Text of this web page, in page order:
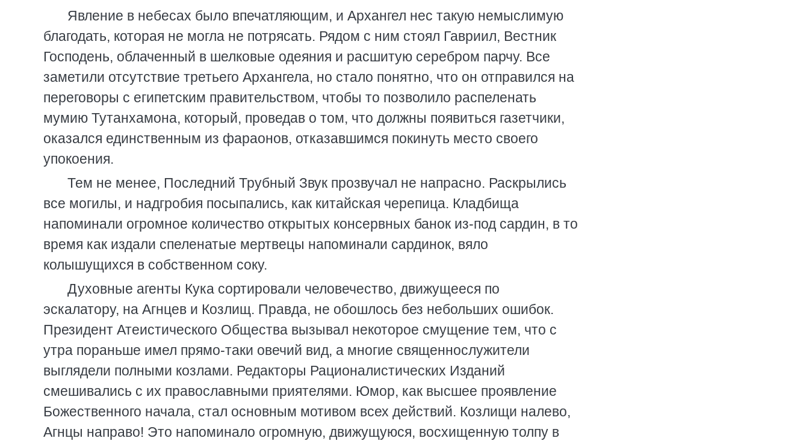
Явление в небесах было впечатляющим, и Архангел нес такую немыслимую
благодать, которая не могла не потрясать. Рядом с ним стоял Гавриил, Вестник
Господень, облаченный в шелковые одеяния и расшитую серебром парчу. Все
заметили отсутствие третьего Архангела, но стало понятно, что он отправился на
переговоры с египетским правительством, чтобы то позволило распеленать
мумию Тутанхамона, который, проведав о том, что должны появиться газетчики,
оказался единственным из фараонов, отказавшимся покинуть место своего
упокоения.
Тем не менее, Последний Трубный Звук прозвучал не напрасно. Раскрылись
все могилы, и надгробия посыпались, как китайская черепица. Кладбища
напоминали огромное количество открытых консервных банок из-под сардин, в то
время как издали спеленатые мертвецы напоминали сардинок, вяло
колышущихся в собственном соку.
Духовные агенты Кука сортировали человечество, движущееся по
эскалатору, на Агнцев и Козлищ. Правда, не обошлось без небольших ошибок.
Президент Атеистического Общества вызывал некоторое смущение тем, что с
утра пораньше имел прямо-таки овечий вид, а многие священнослужители
выглядели полными козлами. Редакторы Рационалистических Изданий
смешивались с их православными приятелями. Юмор, как высшее проявление
Божественного начала, стал основным мотивом всех действий. Козлищи налево,
Агнцы направо! Это напоминало огромную, движущуюся, восхищенную толпу в